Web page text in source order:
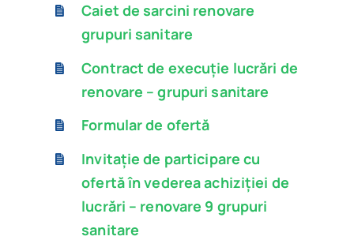
Caiet de sarcini renovare
grupuri sanitare
Contract de execuție lucrări de
renovare – grupuri sanitare
Formular de ofertă
Invitație de participare cu
ofertă în vederea achiziției de
lucrări – renovare 9 grupuri
sanitare